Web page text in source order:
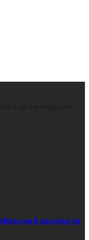
с нас на следният
на 6 сигнала за